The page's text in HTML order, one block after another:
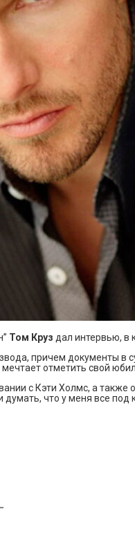
Том Круз дал интервью, в
причем документы в
отметить свой
с Кэти Холмс, а
что у меня все